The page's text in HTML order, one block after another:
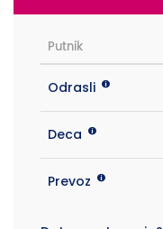
Putnik
Odrasli
Deca
Prevoz